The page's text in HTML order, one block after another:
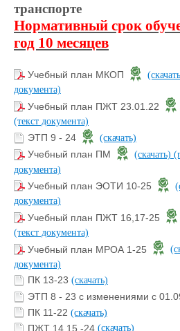
транспорте
Нормативный срок
год 10 месяцев
Учебный план МКОП
документа)
Учебный план ПЖТ 23.01.22
(текст документа)
ЭТП 9 - 24 (скачать)
Учебный план ПМ (скачать)
документа)
Учебный план ЭОТИ 10-25
документа)
Учебный план ПЖТ 16,17-25
(текст документа)
Учебный план МРОА 1-25
документа)
ПК 13-23 (скачать)
ЭТП 8 - 23 с изменениями с
ПК 11-22 (скачать)
ПЖТ 14,15 -24 (скачать)